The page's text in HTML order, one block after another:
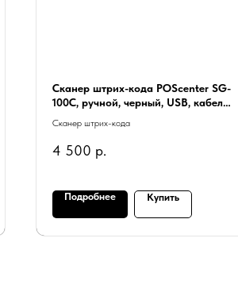
Сканер штрих-кода POScenter SG-
100C, ручной, черный, USB, кабель
Сканер штрих-кода
4 500 р.
Подробнее Купить